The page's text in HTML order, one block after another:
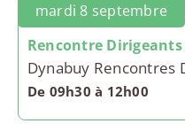
mardi 8 septembre
Rencontre
Dynabuy Rencontres
De 09h30 à 12h00